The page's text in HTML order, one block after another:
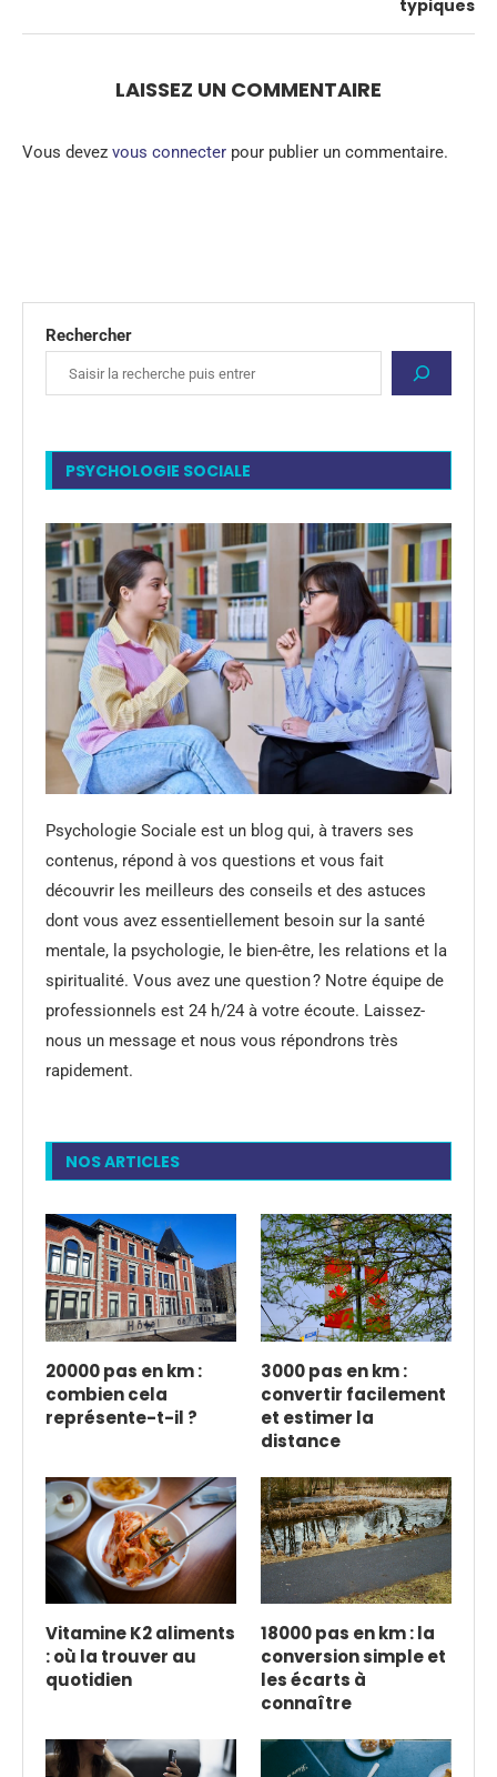
typiques
LAISSEZ UN COMMENTAIRE
Vous devez vous connecter pour publier un commentaire.
Rechercher
PSYCHOLOGIE SOCIALE
Psychologie Sociale est un blog qui, à travers ses
contenus, répond à vos questions et vous fait
découvrir les meilleurs des conseils et des astuces
dont vous avez essentiellement besoin sur la santé
mentale, la psychologie, le bien-être, les relations et la
spiritualité. Vous avez une question ? Notre équipe de
professionnels est 24 h/24 à votre écoute. Laissez-
nous un message et nous vous répondrons très
rapidement.
NOS ARTICLES
20000 pas en km :
combien cela
représente-t-il ?
3000 pas en km :
convertir facilement
et estimer la
distance
Vitamine K2 aliments
: où la trouver au
quotidien
18000 pas en km : la
conversion simple et
les écarts à
connaître